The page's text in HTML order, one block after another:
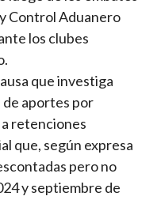
Control Aduanero
los clubes
que investiga
aportes por
retenciones
que, según expresa
pero no
y septiembre de